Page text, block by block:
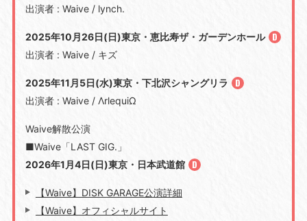
出演者 : Waive / lynch.
2025年10月26日(日)東京・恵比寿ザ・ガーデンホール
出演者 : Waive / キズ
2025年11月5日(水)東京・下北沢シャングリラ
出演者 : Waive / ΛrlequiΩ
Waive解散公演
■Waive「LAST GIG.」
2026年1月4日(日)東京・日本武道館
【Waive】DISK GARAGE公演詳細
【Waive】オフィシャルサイト